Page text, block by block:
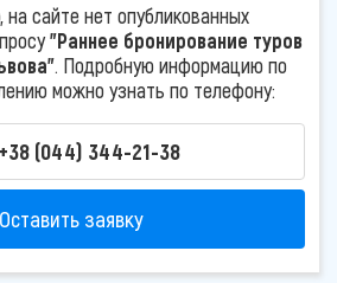
сайте нет опубликованных
"Раннее бронирование туров
. Подробную информацию по
можно узнать по телефону:
+38 (044) 344-21-38
Оставить заявку